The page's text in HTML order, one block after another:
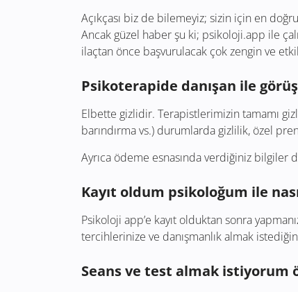
Açıkçası biz de bilemeyiz; sizin için en
Ancak güzel haber şu ki; psikoloji.app ile
ilaçtan önce başvurulacak çok zengin ve
Psikoterapide danışan ile
Elbette gizlidir. Terapistlerimizin tamamı
barındırma vs.) durumlarda gizlilik, özel
Ayrıca ödeme esnasında verdiğiniz bilgiler
Kayıt oldum psikoloğum ile
Psikoloji app’e kayıt olduktan sonra
tercihlerinize ve danışmanlık almak
Seans ve test almak istiyorum